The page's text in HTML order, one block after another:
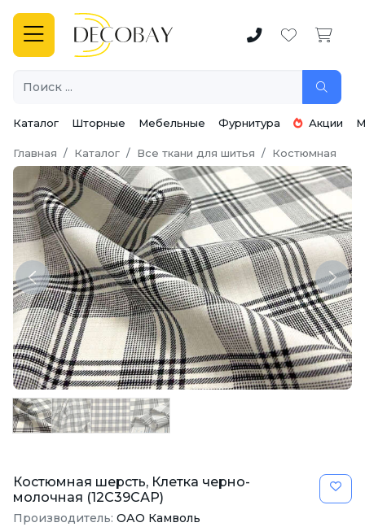
Каталог Шторные Мебельные Фурнитура Акции
Главная Каталог Все ткани для шитья Костюмная
Previous Next
Костюмная шерсть, Клетка черно-
молочная (12С39САР)
Производитель: ОАО Камволь